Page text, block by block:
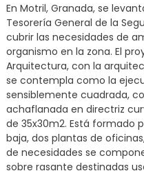
En Motril, Granada, se
Tesorería General de la
cubrir las necesidades de
organismo en la zona. El
Arquitectura, con la
se contempla como la
sensiblemente cuadrada,
achaflanada en directriz
de 35x30m2. Está formado
baja, dos plantas de
de necesidades se
sobre rasante destinadas